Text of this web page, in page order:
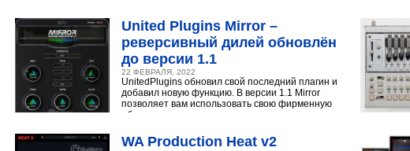
United Plugins Mirror –
реверсивный дилей обновлён
до версии 1.1
22 ФЕВРАЛЯ, 2022
UnitedPlugins обновил свой последний плагин и
добавил новую функцию. В версии 1.1 Mirror
позволяет вам использовать свою фирменную
обратную...
WA Production Heat v2